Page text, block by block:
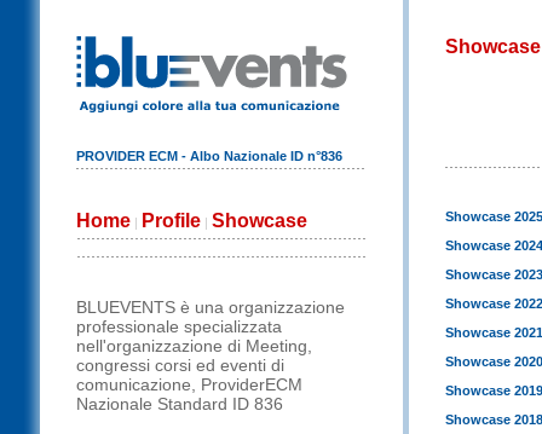
PROVIDER ECM - Albo Nazionale ID n°836
Home| Profile| Showcase
BLUEVENTS è una organizzazione
professionale specializzata
nell'organizzazione di Meeting,
congressi corsi ed eventi di
comunicazione, ProviderECM
Nazionale Standard ID 836
Showcase
Showcase 2025
Showcase 2024
Showcase 2023
Showcase 2022
Showcase 2021
Showcase 2020
Showcase 2019
Showcase 2018